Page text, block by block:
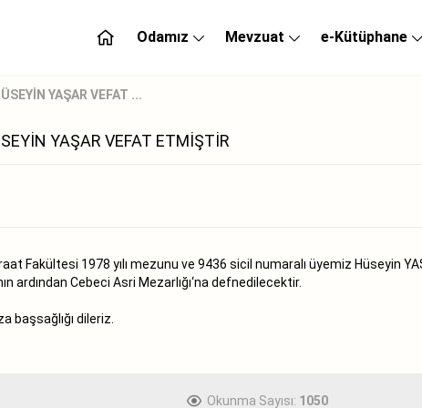
Odamız Mevzuat e-Kütüphane
YAŞAR VEFAT ...
YAŞAR VEFAT ETMİŞTİR
Fakültesi 1978 yılı mezunu ve 9436 sicil numaralı üyemiz Hüseyin
ardından Cebeci Asri Mezarlığı‘na defnedilecektir.
başsağlığı dileriz.
Okunma Sayısı: 1050